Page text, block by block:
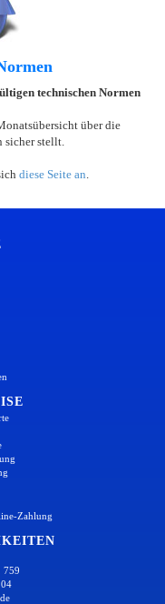
technischen Normen
über die
sicher stellt.
diese Seite an
Zahlung
759